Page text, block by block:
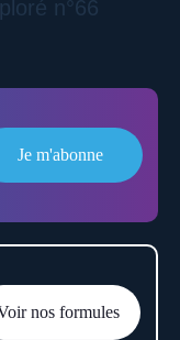
Je m'abonne
nos formules